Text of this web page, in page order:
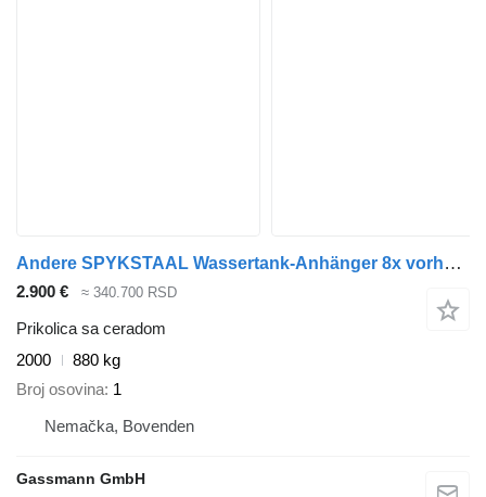
Andere SPYKSTAAL Wassertank-Anhänger 8x vorhanden!
2.900 € ≈ 340.700 RSD
Prikolica sa ceradom
2000
880 kg
Broj osovina 1
Nemačka, Bovenden
Gassmann GmbH